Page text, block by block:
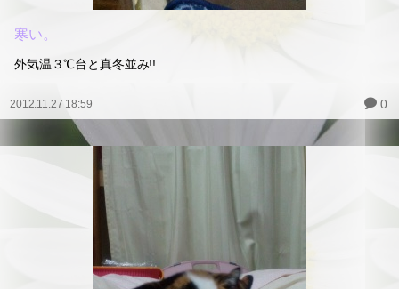
寒い。
外気温３℃台と真冬並み!!
2012.11.27 18:59 0